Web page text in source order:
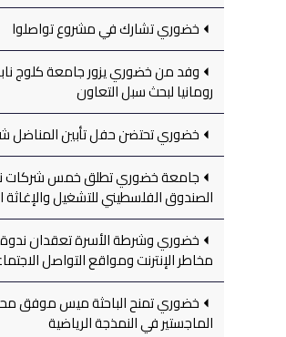
خضوري تشارك في مشروع تواصلوا
وفد من خضوري يزور جامعة كلوج
رومانيا لبحث سبل التعاون
خضوري تحتضن حفل تأبين المناضل
جامعة خضوري تطلق خمس شركات
الصندوق الفلسطيني للتشغيل والإغاثة
خضوري وشرطة الأسرة تعقدان
مخاطر الإنترنت ومواقع التواصل
خضوري تمنح الباحثة ميس موفق
الماجستير في النمذجة الرياضية